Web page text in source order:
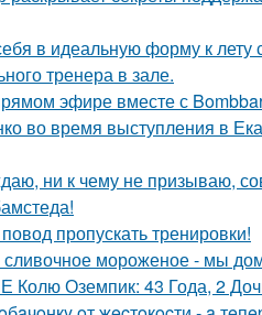
в идеальную форму к лету
тренера в зале.
эфире вместе с
во время выступления в
ни к чему не призываю,
пропускать тренировки!
мороженое - мы
Оземпик: 43 Года, 2